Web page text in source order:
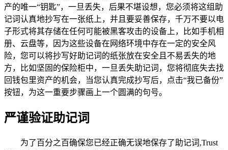
产的唯一“钥匙”，一旦丢失，后果不堪设想，您必须将这组助
记词认真地抄写在一张纸上，并且要妥善保存，千万不要以电
子形式将其存储在任何可能被黑客攻击的设备上，比如手机相
册、云盘等，因为这些设备在网络环境中存在一定的安全风
险，您可以将抄写好助记词的纸张放在安全且不易丢失的地
方，比如坚固的保险柜中，一旦丢失助记词，您将彻底失去找
回钱包里资产的机会，当您认真完成抄写后，点击“我已备份”
按钮，为这一重要步骤画上一个圆满的句号。
严谨验证助记词
为了百分之百确保您已经正确无误地保存了助记词,Trust